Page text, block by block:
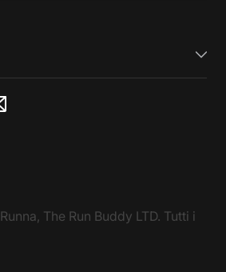
Runna, The Run Buddy LTD. Tutti i